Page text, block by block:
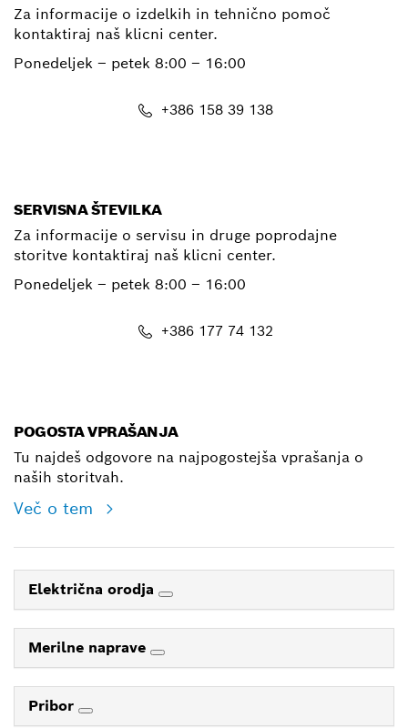
Za informacije o izdelkih in tehnično pomoč
kontaktiraj naš klicni center.
Ponedeljek – petek 8:00 – 16:00
+386 158 39 138
SERVISNA ŠTEVILKA
Za informacije o servisu in druge poprodajne
storitve kontaktiraj naš klicni center.
Ponedeljek – petek 8:00 – 16:00
+386 177 74 132
POGOSTA VPRAŠANJA
Tu najdeš odgovore na najpogostejša vprašanja o
naših storitvah.
Več o tem
Električna orodja
Merilne naprave
Pribor